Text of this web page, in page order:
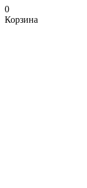
0
Корзина